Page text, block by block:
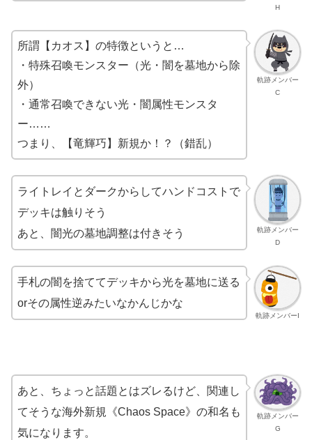
H
軌跡メンバー
C
所謂【カオス】の特徴というと…
・特殊召喚モンスター（光・闇を墓地から除
外）
・通常召喚できない光・闇属性モンスタ
ー……
つまり、【竜輝巧】新規か！？（錯乱）
軌跡メンバー
D
ライトレイとダークからしてハンドコストで
デッキは触りそう
あと、闇光の墓地調整は付きそう
軌跡メンバーI
手札の闇を捨ててデッキから光を墓地に送る
orその属性逆みたいなかんじかな
軌跡メンバー
G
あと、ちょっと話題とはズレるけど、関連し
てそうな海外新規《Chaos Space》の和名も
気になります。